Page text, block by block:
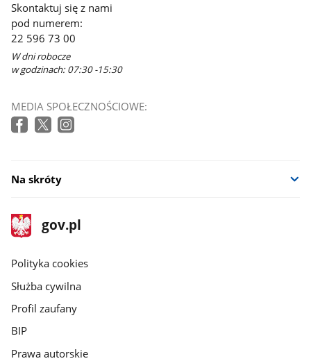
Skontaktuj się z nami
pod numerem:
22 596 73 00
W dni robocze
w godzinach: 07:30 -15:30
MEDIA SPOŁECZNOŚCIOWE:
Na skróty
stopka
gov.pl
Strona
gov.pl
gov.pl
Polityka cookies
Służba cywilna
Profil zaufany
BIP
Prawa autorskie